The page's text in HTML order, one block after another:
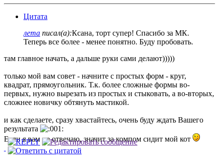
Цитата
лета писал(а):Ксана, торт супер! Спасибо за МК.
Теперь все более - менее понятно. Буду пробовать.
там главное начать, а дальше руки сами делают)))))
только мой вам совет - начните с простых форм - круг,
квадрат, прямоугольник. Т.к. более сложные формы во-
первых, нужно вырезать из простых и стыковать, а во-вторых,
сложнее новичку обтянуть мастикой.
и как сделаете, сразу хвастайтесь, очень буду ждать Вашего
результата
Если я вам не отвечаю, значит за компом сидит мой кот